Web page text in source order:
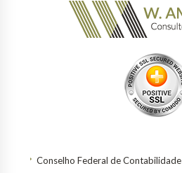
Conselho Federal de Contabilidade